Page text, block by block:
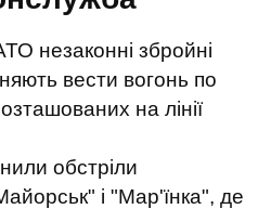
незаконні збройні
вести вогонь по
на лінії
обстріли
і "Мар'їнка", де